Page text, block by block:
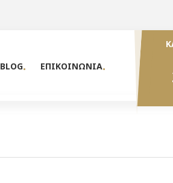
BLOG ΕΠΙΚΟΙΝΩΝΙΑ